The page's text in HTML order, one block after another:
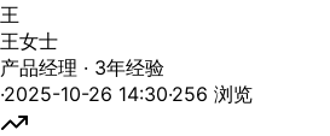
王
王女士
产品经理 · 3年经验
·2025-10-26 14:30·256 浏览